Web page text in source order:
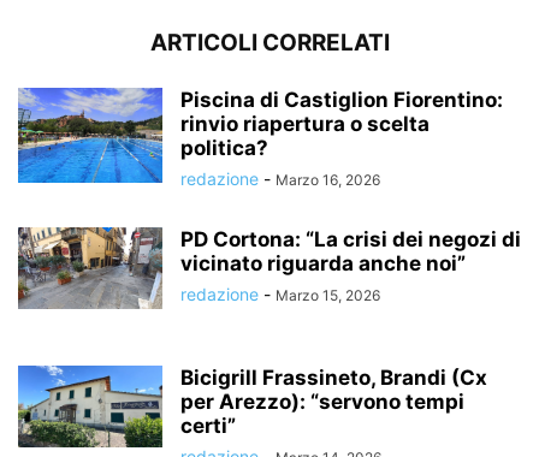
ARTICOLI CORRELATI
Piscina di Castiglion Fiorentino:
rinvio riapertura o scelta
politica?
redazione - Marzo 16, 2026
PD Cortona: “La crisi dei negozi di
vicinato riguarda anche noi”
redazione - Marzo 15, 2026
Bicigrill Frassineto, Brandi (Cx
per Arezzo): “servono tempi
certi”